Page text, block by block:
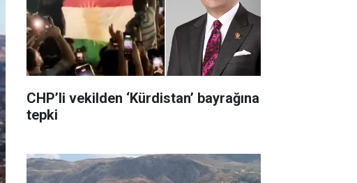
CHP’li vekilden ‘Kürdistan’ bayrağına
tepki